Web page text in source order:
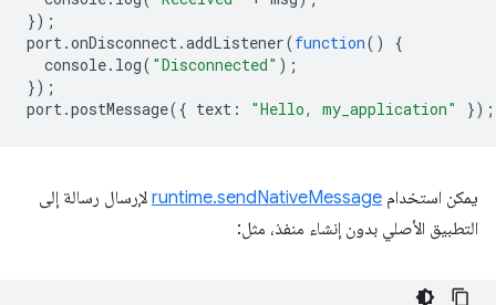
});
port.onDisconnect.addListener(function()
{
console. log( "Disconnected" );
});
port.postMessage({ text : "Hello, my_application" });
يمكن استخدام runtime.sendNativeMessage لإرسال رسالة إلى
التطبيق الأصلي بدون إنشاء منفذ، مثل: